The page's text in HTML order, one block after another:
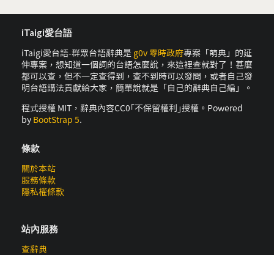
iTaigi愛台語
iTaigi愛台語-群眾台語辭典是 g0v 零時政府專案「萌典」的延
伸專案，想知道一個詞的台語怎麼說，來這裡查就對了！甚麼
都可以查，但不一定查得到，查不到時可以發問，或者自己發
明台語講法貢獻給大家，簡單說就是「自己的辭典自己編」。
程式授權 MIT，辭典內容CC0｢不保留權利｣授權。Powered
by BootStrap 5.
條款
關於本站
服務條款
隱私權條款
站內服務
查辭典